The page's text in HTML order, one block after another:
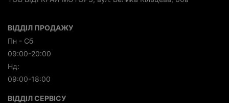
ВІДДІЛ ПРОДАЖУ
Пн - Сб
09:00-20:00
Нд:
09:00-18:00
ВІДДІЛ СЕРВІСУ